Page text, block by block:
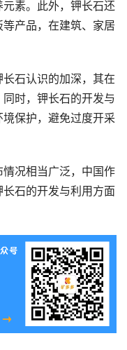
素。此外，钾长石还
产品，在建筑、家居
石认识的加深，其在
时，钾长石的开发与
保护，避免过度开采
况相当广泛，中国作
石的开发与利用方面